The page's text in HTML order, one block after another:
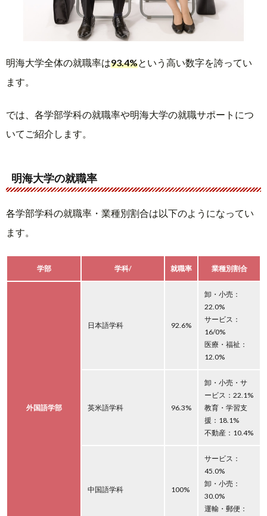
明海大学全体の就職率は93.4%という高い数字を誇ってい
ます。
では、各学部学科の就職率や明海大学の就職サポートにつ
いてご紹介します。
明海大学の就職率
各学部学科の就職率・業種別割合は以下のようになってい
ます。
学部 学科/ 就職率 業種別割合
外国語学部
日本語学科 92.6%
卸・小売：
22.0%
サービス：
16/0%
医療・福祉：
12.0%
英米語学科 96.3%
卸・小売・サ
ービス：22.1%
教育・学習支
援：18.1%
不動産：10.4%
中国語学科 100%
サービス：
45.0%
卸・小売：
30.0%
運輸・郵便：